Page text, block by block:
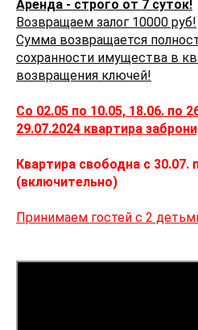
Аренда - строго от 7 суток!
Возвращаем залог 10000 руб!
Сумма возвращается
сохранности имущества в
возвращения ключей!
Со 02.05 по 10.05, 18.06. по
29.07.2024 квартира
Квартира свободна с 30.07.
(включительно)
Принимаем гостей с 2